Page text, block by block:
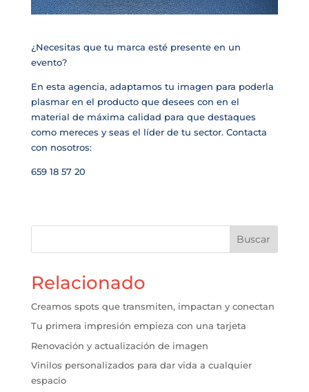
¿Necesitas que tu marca esté presente en un
evento?
En esta agencia, adaptamos tu imagen para poderla
plasmar en el producto que desees con en el
material de máxima calidad para que destaques
como mereces y seas el líder de tu sector. Contacta
con nosotros:
659 18 57 20
Buscar
Relacionado
Creamos spots que transmiten, impactan y conectan
Tu primera impresión empieza con una tarjeta
Renovación y actualización de imagen
Vinilos personalizados para dar vida a cualquier
espacio